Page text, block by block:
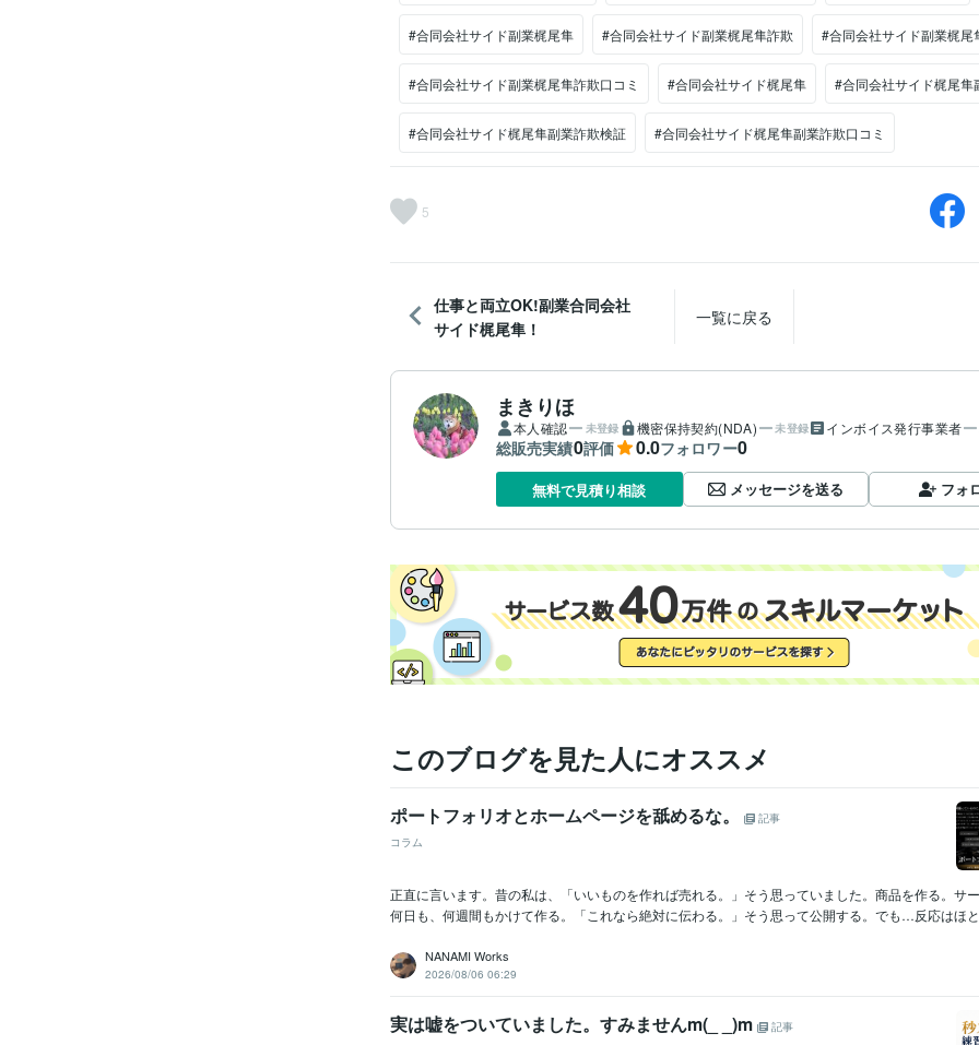
#合同会社サイド副業梶尾隼 #合同会社サイド副業梶尾隼詐欺 #合同会社サイド副業梶尾
#合同会社サイド副業梶尾隼詐欺口コミ #合同会社サイド梶尾隼 #合同会社サイド梶尾隼
#合同会社サイド梶尾隼副業詐欺検証 #合同会社サイド梶尾隼副業詐欺口コミ
5
仕事と両立OK!副業合同会社
サイド梶尾隼！
一覧に戻る
まきりほ
本人確認 未登録 機密保持契約(NDA) 未登録 インボイス発行事業者
総販売実績0評価 0.0フォロワー0
無料で見積り相談 メッセージを送る フォ
このブログを見た人にオススメ
ポートフォリオとホームページを舐めるな。
記事
コラム
正直に言います。昔の私は、「いいものを作れば売れる。」そう思っていました。商品を作る。サー
何日も、何週間もかけて作る。「これなら絶対に伝わる。」そう思って公開する。でも…反応はほ
NANAMI Works
2026/08/06 06:29
実は嘘をついていました。すみませんm(_ _)m
記事